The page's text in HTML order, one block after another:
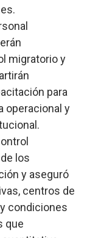
migratorio y
para
operacional y
los
y aseguró
centros de
condiciones
que